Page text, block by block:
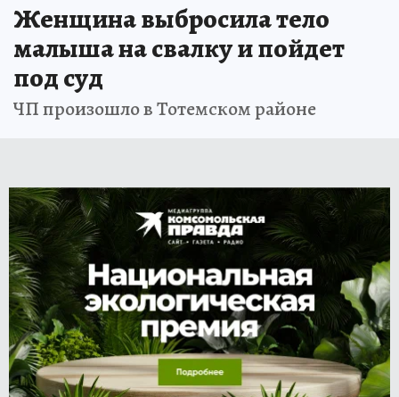
Женщина выбросила тело
малыша на свалку и пойдет
под суд
ЧП произошло в Тотемском районе